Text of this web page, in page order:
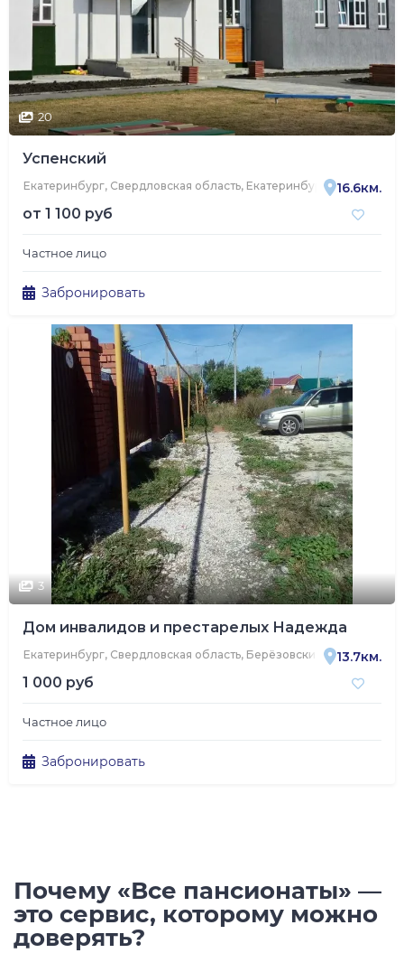
20
Успенский
Екатеринбург, Свердловская область, Екатеринбург, 3-я16.6км.
от 1 100 руб
Частное лицо
Забронировать
3
Дом инвалидов и престарелых Надежда
Екатеринбург, Свердловская область, Берёзовский, Уральская
13.7км.
1 000 руб
Частное лицо
Забронировать
Почему «Все пансионаты» —
это сервис, которому можно
доверять?